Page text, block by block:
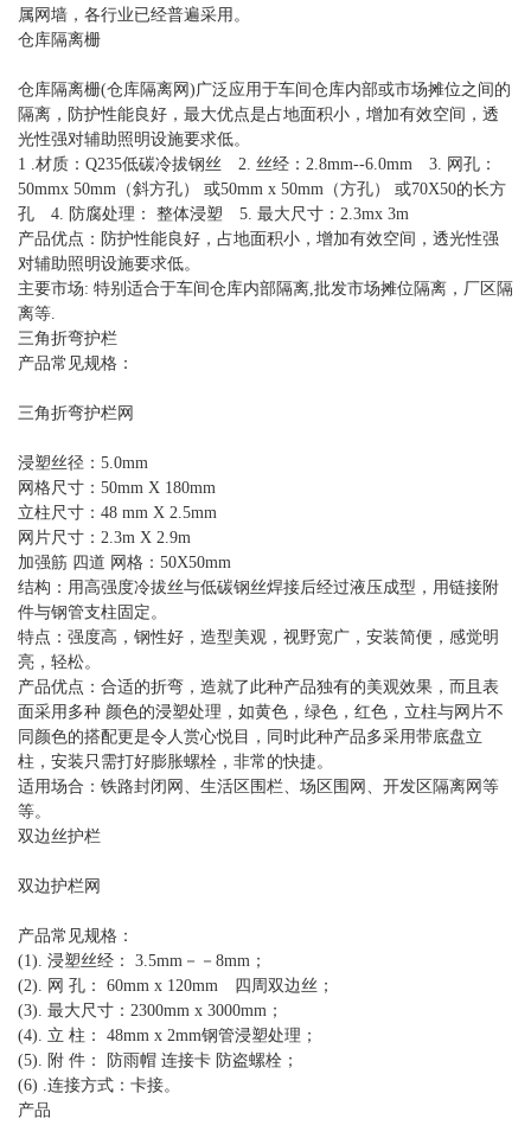
属网墙，各行业已经普遍采用。
仓库隔离栅
仓库隔离栅(仓库隔离网)广泛应用于车间仓库内部或市场摊位之间的
隔离，防护性能良好，最大优点是占地面积小，增加有效空间，透
光性强对辅助照明设施要求低。
1 .材质：Q235低碳冷拔钢丝 2. 丝经：2.8mm--6.0mm 3. 网孔：
50mmx 50mm（斜方孔） 或50mm x 50mm（方孔） 或70X50的长方
孔 4. 防腐处理： 整体浸塑 5. 最大尺寸：2.3mx 3m
产品优点：防护性能良好，占地面积小，增加有效空间，透光性强
对辅助照明设施要求低。
主要市场: 特别适合于车间仓库内部隔离,批发市场摊位隔离，厂区隔
离等.
三角折弯护栏
产品常见规格：
三角折弯护栏网
浸塑丝径：5.0mm
网格尺寸：50mm X 180mm
立柱尺寸：48 mm X 2.5mm
网片尺寸：2.3m X 2.9m
加强筋 四道 网格：50X50mm
结构：用高强度冷拔丝与低碳钢丝焊接后经过液压成型，用链接附
件与钢管支柱固定。
特点：强度高，钢性好，造型美观，视野宽广，安装简便，感觉明
亮，轻松。
产品优点：合适的折弯，造就了此种产品独有的美观效果，而且表
面采用多种 颜色的浸塑处理，如黄色，绿色，红色，立柱与网片不
同颜色的搭配更是令人赏心悦目，同时此种产品多采用带底盘立
柱，安装只需打好膨胀螺栓，非常的快捷。
适用场合：铁路封闭网、生活区围栏、场区围网、开发区隔离网等
等。
双边丝护栏
双边护栏网
产品常见规格：
(1). 浸塑丝经： 3.5mm－－8mm；
(2). 网 孔： 60mm x 120mm 四周双边丝；
(3). 最大尺寸：2300mm x 3000mm；
(4). 立 柱： 48mm x 2mm钢管浸塑处理；
(5). 附 件： 防雨帽 连接卡 防盗螺栓；
(6) .连接方式：卡接。
产品